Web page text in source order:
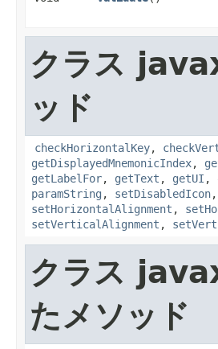
クラス
ッド
checkHorizontalKey,
getDisplayedMnemonicIndex,
getLabelFor, getText , getUI ,
paramString , setDisabledIcon,
setHorizontalAlignment ,
setVerticalAlignment ,
クラス
たメソッド